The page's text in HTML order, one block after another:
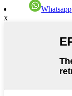
Whatsapp
x